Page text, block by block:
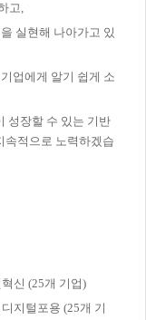
고,
실현해 나아가고 있
업에게 알기 쉽게 소
성장할 수 있는 기반
속적으로 노력하겠습
신 (25개 기업)
지털포용 (25개 기